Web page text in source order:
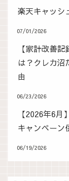
楽天キャッシ
07/01/2026
【家計改善
は？クレカ沼
由
06/23/2026
【2026年6月
キャンペーン
06/19/2026